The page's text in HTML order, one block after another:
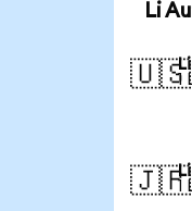
Li
🇺🇸
1
🇯🇵
1